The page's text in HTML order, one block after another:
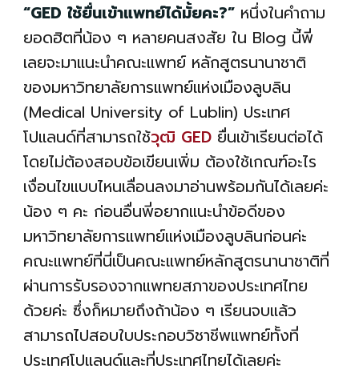
“GED ใช้ยื่นเข้าแพทย์ได้มั้ยคะ?”หนึ่งในคำถาม
ยอดฮิตที่น้อง ๆ หลายคนสงสัย ใน Blog นี้พี่
เลยจะมาแนะนำคณะแพทย์ หลักสูตรนานาชาติ
ของมหาวิทยาลัยการแพทย์แห่งเมืองลูบลิน
(Medical University of Lublin) ประเทศ
โปแลนด์ที่สามารถใช้วุฒิ GEDยื่นเข้าเรียนต่อได้
โดยไม่ต้องสอบข้อเขียนเพิ่ม ต้องใช้เกณฑ์อะไร
เงื่อนไขแบบไหนเลื่อนลงมาอ่านพร้อมกันได้เลยค่ะ
น้อง ๆ คะ ก่อนอื่นพี่อยากแนะนำข้อดีของ
มหาวิทยาลัยการแพทย์แห่งเมืองลูบลินก่อนค่ะ
คณะแพทย์ที่นี่เป็นคณะแพทย์หลักสูตรนานาชาติที่
ผ่านการรับรองจากแพทยสภาของประเทศไทย
ด้วยค่ะ ซึ่งก็หมายถึงถ้าน้อง ๆ เรียนจบแล้ว
สามารถไปสอบใบประกอบวิชาชีพแพทย์ทั้งที่
ประเทศโปแลนด์และที่ประเทศไทยได้เลยค่ะ